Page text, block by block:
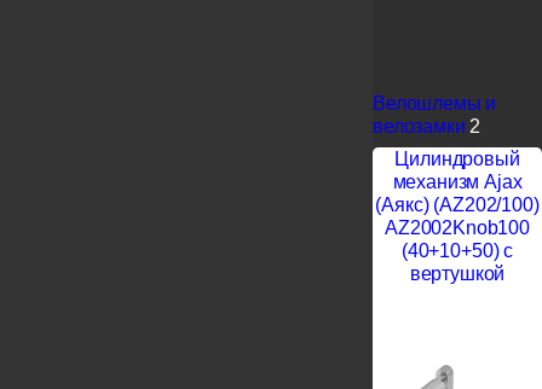
Велошлемы и
велозамки 2
Цилиндровый
механизм Ajax
(Аякс) (AZ202/100)
AZ2002Knob100
(40+10+50) с
вертушкой